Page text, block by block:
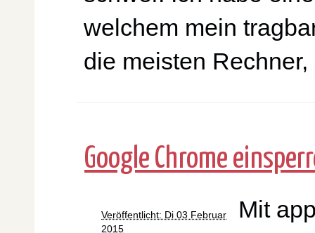
welchem mein
die meisten
Google Chrome
Veröffentlicht: Di 03 Februar
2015
Mit